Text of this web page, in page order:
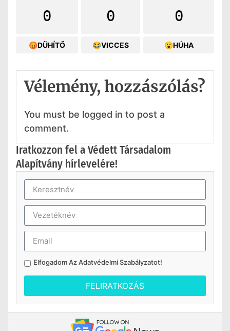
0
😡DÜHÍTŐ
0
😂VICCES
0
😮HÚHA
Vélemény, hozzászólás?
You must be logged in to post a
comment.
Iratkozzon fel a Védett Társadalom
Alapítvány hírlevelére!
Elfogadom AzAdatvédelmi Szabályzatot!
FELIRATKOZÁS